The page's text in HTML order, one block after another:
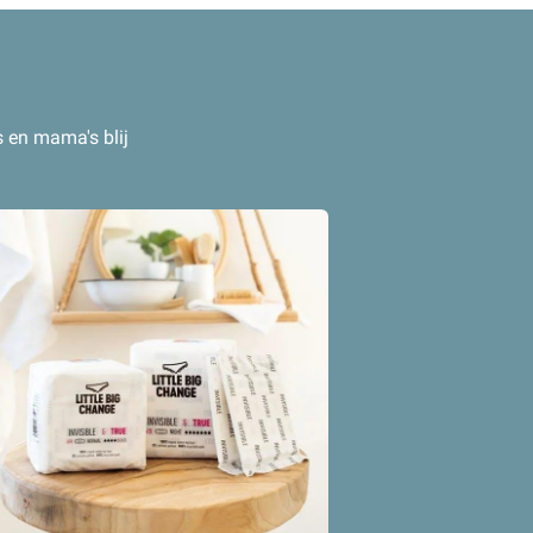
van
een
merken.
een
je
van Little
vrouwen
en mama's blij